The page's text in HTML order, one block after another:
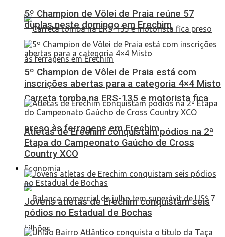
Carreta tomba na ERS-135 e motorista fica
preso às ferragens em Erechim
Economia
5º Champion de Vôlei de Praia reúne 57
duplas neste domingo em Erechim
5º Champion de Vôlei de Praia está com
inscrições abertas para a categoria 4×4 Misto
Atletas de Erechim conquistam pódios na 2ª
Etapa do Campeonato Gaúcho de Cross
Country XCO
Jovens atletas de Erechim conquistam seis
pódios no Estadual de Bochas